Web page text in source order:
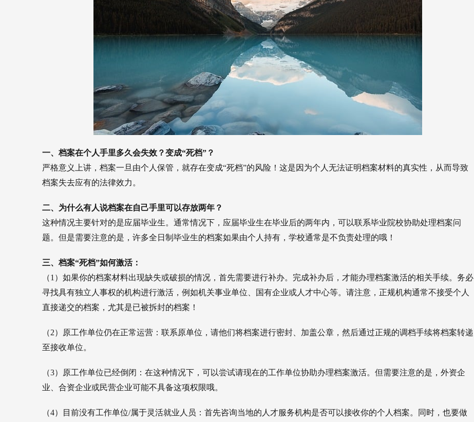
一、档案在个人手里多久会失效？变成“死档”？
严格意义上讲，档案一旦由个人保管，就存在变成“死档”的风险！这是因为个人无法证明档案材料的真实性，从而导致
档案失去应有的法律效力。
二、为什么有人说档案在自己手里可以存放两年？
这种情况主要针对的是应届毕业生。通常情况下，应届毕业生在毕业后的两年内，可以联系毕业院校协助处理档案问
题。但是需要注意的是，许多全日制毕业生的档案如果由个人持有，学校通常是不负责处理的哦！
三、档案“死档”如何激活：
（1）如果你的档案材料出现缺失或破损的情况，首先需要进行补办。完成补办后，才能办理档案激活的相关手续。务必
寻找具有独立人事权的机构进行激活，例如机关事业单位、国有企业或人才中心等。请注意，正规机构通常不接受个人
直接递交的档案，尤其是已被拆封的档案！
（2）原工作单位仍在正常运营：联系原单位，请他们将档案进行密封、加盖公章，然后通过正规的调档手续将档案转递
至接收单位。
（3）原工作单位已经倒闭：在这种情况下，可以尝试请现在的工作单位协助办理档案激活。但需要注意的是，外资企
业、合资企业或民营企业可能不具备这项权限哦。
（4）目前没有工作单位/属于灵活就业人员：首先咨询当地的人才服务机构是否可以接收你的个人档案。同时，也要做